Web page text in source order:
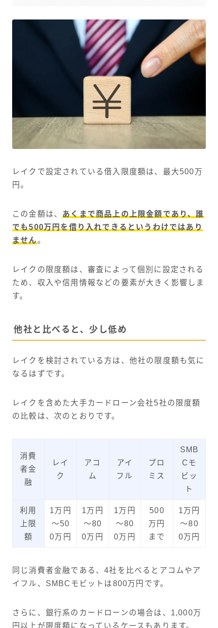
レイクで設定されている借入限度額は、最大500万
円。
この金額は、 あくまで商品上の上限金額であり、誰
でも500万円を借り入れできるというわけではあり
ません。
レイクの限度額は、審査によって個別に設定される
ため、収入や信用情報などの要素が大きく影響しま
す。
他社と比べると、少し低め
レイクを検討されている方は、他社の限度額も気に
なるはずです。
レイクを含めた大手カードローン会社5社の限度額
の比較は、次のとおりです。
消費
者金
融
レイ
ク
アコ
ム
アイ
フル
プロ
ミス
SMB
Cモ
ビッ
ト
利用
上限
額
1万円
～50
0万円
1万円
～80
0万円
1万円
～80
0万円
500
万円
まで
1万円
～80
0万円
同じ消費者金融である、4社を比べるとアコムやア
イフル、SMBCモビットは800万円です。
さらに、銀行系のカードローンの場合は、1,000万
円以上が限度額になっているケースもあります。